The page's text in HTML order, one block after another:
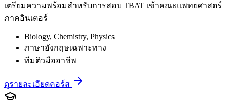
เตรียมความพร้อมสำหรับการสอบ TBAT เข้าคณะแพทยศาสตร์
ภาคอินเตอร์
Biology, Chemistry, Physics
ภาษาอังกฤษเฉพาะทาง
ทีมติวมืออาชีพ
ดูรายละเอียดคอร์ส